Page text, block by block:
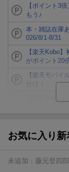
【ポイント3
もう♪
本・雑誌在庫
026/8/1-8/31
【楽天Kobo
がポイント20
【楽天モバイ
分け！
が当たる！
楽天モバイル
お気に入り新
未追加： 藤元登四郎